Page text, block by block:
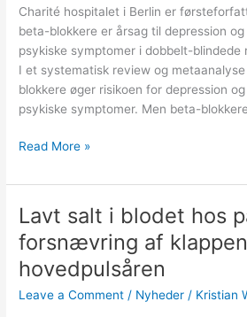
Charité hospitalet i Berlin er
beta-blokkere er årsag til depression
psykiske symptomer i dobbelt-blindede
I et systematisk review og
blokkere øger risikoen for depression
psykiske symptomer. Men beta-blokkere
Read More »
Lavt salt i blodet hos
forsnævring af
hovedpulsåren
Leave a Comment / Nyheder / Kristian
Lavt
salt
i
blodet
hos